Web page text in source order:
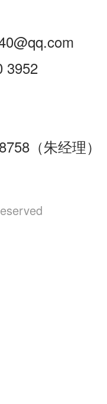
3952
（朱经理）